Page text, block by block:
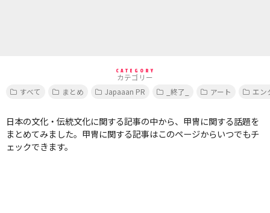
CATEGORY
カテゴリー
すべて
まとめ Japaaan PR _終了_ アート エン
日本の文化・伝統文化に関する記事の中から、甲冑に関する話題を
まとめてみました。甲冑に関する記事はこのページからいつでもチ
ェックできます。